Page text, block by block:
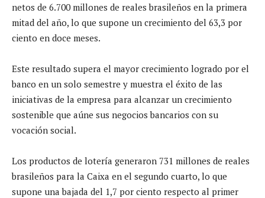
netos de 6.700 millones de reales brasileños en la primera
mitad del año, lo que supone un crecimiento del 63,3 por
ciento en doce meses.
Este resultado supera el mayor crecimiento logrado por el
banco en un solo semestre y muestra el éxito de las
iniciativas de la empresa para alcanzar un crecimiento
sostenible que aúne sus negocios bancarios con su
vocación social.
Los productos de lotería generaron 731 millones de reales
brasileños para la Caixa en el segundo cuarto, lo que
supone una bajada del 1,7 por ciento respecto al primer